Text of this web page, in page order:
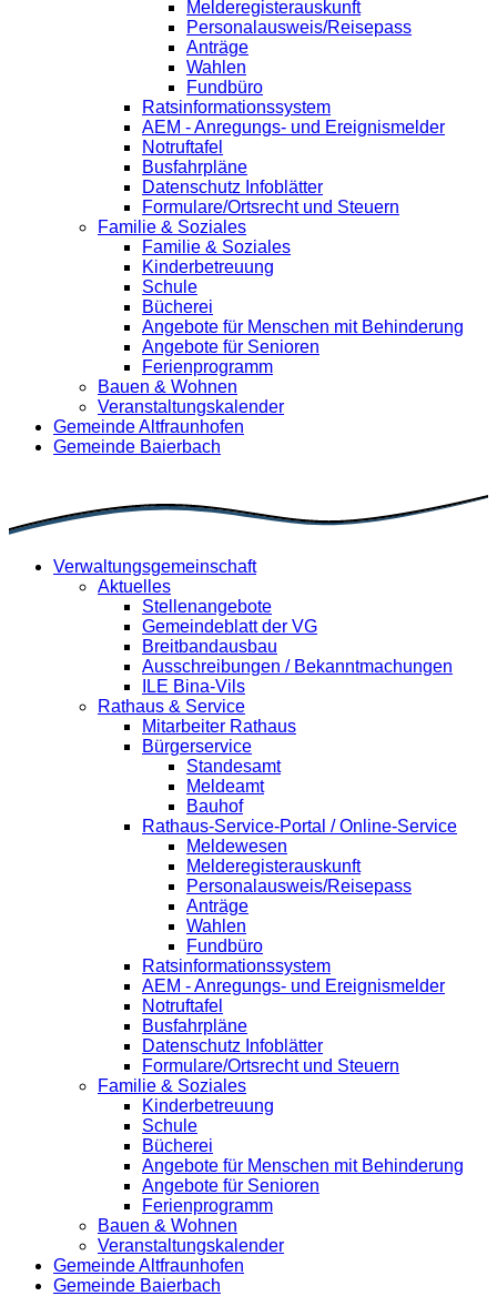
Melderegisterauskunft
Personalausweis/Reisepass
Anträge
Wahlen
Fundbüro
Ratsinformationssystem
AEM - Anregungs- und Ereignismelder
Notruftafel
Busfahrpläne
Datenschutz Infoblätter
Formulare/Ortsrecht und Steuern
Familie & Soziales
Familie & Soziales
Kinderbetreuung
Schule
Bücherei
Angebote für Menschen mit Behinderung
Angebote für Senioren
Ferienprogramm
Bauen & Wohnen
Veranstaltungskalender
Gemeinde Altfraunhofen
Gemeinde Baierbach
Verwaltungsgemeinschaft
Aktuelles
Stellenangebote
Gemeindeblatt der VG
Breitbandausbau
Ausschreibungen / Bekanntmachungen
ILE Bina-Vils
Rathaus & Service
Mitarbeiter Rathaus
Bürgerservice
Standesamt
Meldeamt
Bauhof
Rathaus-Service-Portal / Online-Service
Meldewesen
Melderegisterauskunft
Personalausweis/Reisepass
Anträge
Wahlen
Fundbüro
Ratsinformationssystem
AEM - Anregungs- und Ereignismelder
Notruftafel
Busfahrpläne
Datenschutz Infoblätter
Formulare/Ortsrecht und Steuern
Familie & Soziales
Kinderbetreuung
Schule
Bücherei
Angebote für Menschen mit Behinderung
Angebote für Senioren
Ferienprogramm
Bauen & Wohnen
Veranstaltungskalender
Gemeinde Altfraunhofen
Gemeinde Baierbach